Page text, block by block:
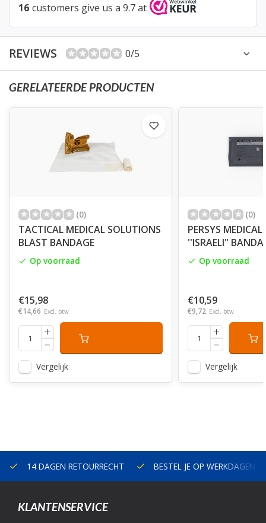
16 customers give us a 9.7 at
REVIEWS 0/5
GERELATEERDE PRODUCTEN
(0)
TACTICAL MEDICAL SOLUTIONS
BLAST BANDAGE
Op voorraad
€15,98
€14,66 Excl. btw
Vergelijk
(0)
PERSYS
''ISRAELI"
Op voorraad
€10,59
€9,72 Excl. btw
Vergelijk
14 DAGEN RETOURRECHT BESTEL JE OP WERKDAGEN
KLANTENSERVICE